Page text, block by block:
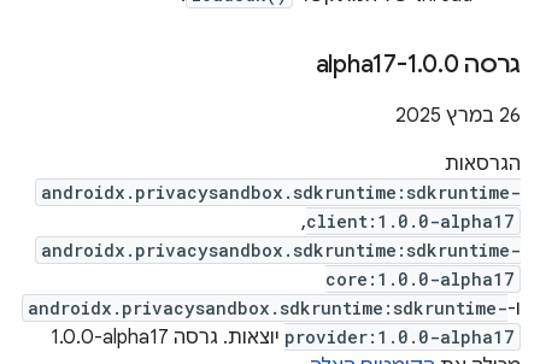
גרסה 1 .0.0-alpha17
‫26 במרץ 2025
הגרסאות
androidx.privacysandbox.sdkruntime:sdkruntime-
client:1.0.0-alpha17
,
androidx.privacysandbox.sdkruntime:sdkruntime-
core:1.0.0-alpha17
ו-androidx.privacysandbox.sdkruntime:sdkruntime-
provider:1.0.0-alpha17
יוצאות. גרסה ‎1.0.0-alpha17